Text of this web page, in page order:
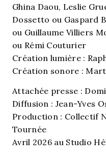
Ghina Daou, Leslie
Dossetto ou Gaspard
ou Guillaume Villiers
ou Rémi Couturier
Création lumière :
Création sonore :
Attachée presse :
Diffusion : Jean-Yves
Production : Collectif
Tournée
Avril 2026 au Studio